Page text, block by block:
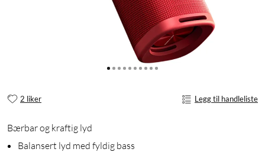
2 liker Legg til handleliste
Bærbar og kraftig lyd
Balansert lyd med fyldig bass